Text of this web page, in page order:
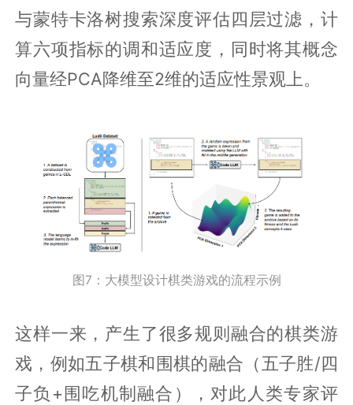
与蒙特卡洛树搜索深度评估四层过滤，计
算六项指标的调和适应度，同时将其概念
向量经PCA降维至2维的适应性景观上。
图7：大模型设计棋类游戏的流程示例
这样一来，产生了很多规则融合的棋类游
戏，例如五子棋和围棋的融合（五子胜/四
子负+围吃机制融合），对此人类专家评